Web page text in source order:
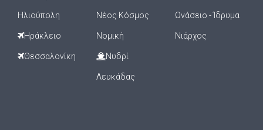
Ηλιούπολη
Ηράκλειο
Θεσσαλονίκη
Νέος Κόσμος
Νομική
Νυδρί
Λευκάδας
Ωνάσειο - Ίδρυμα
Νιάρχος